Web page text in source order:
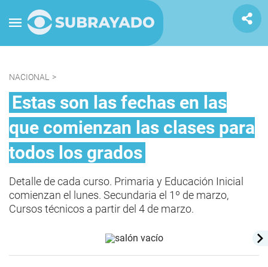
NACIONAL >
Estas son las fechas en las
que comienzan las clases para
todos los grados
Detalle de cada curso. Primaria y Educación Inicial
comienzan el lunes. Secundaria el 1º de marzo,
Cursos técnicos a partir del 4 de marzo.